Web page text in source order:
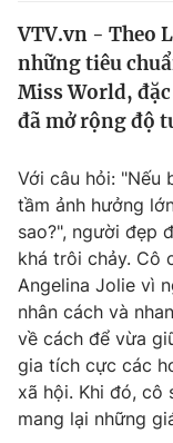
Thế giới
Tin tức
Thế giới đó đây
Câu chuyện quốc
Kinh tế
Thị trường
Góc doanh nghiệp
Dữ liệu và đời
Truyền hình
Phim VTV
Hậu trường
Nhân vật
Khán giả
Giải trí
Điện ảnh
Âm nhạc
Đời sống
Du lịch
Giáo dục
VTV.vn - Theo
những tiêu
Miss World,
đã mở rộng độ
Với câu hỏi: "Nếu
tầm ảnh hưởng
sao?", người đẹp
khá trôi chảy. Cô
Angelina Jolie vì
nhân cách và
về cách để vừa
gia tích cực các
xã hội. Khi đó, cô
mang lại những